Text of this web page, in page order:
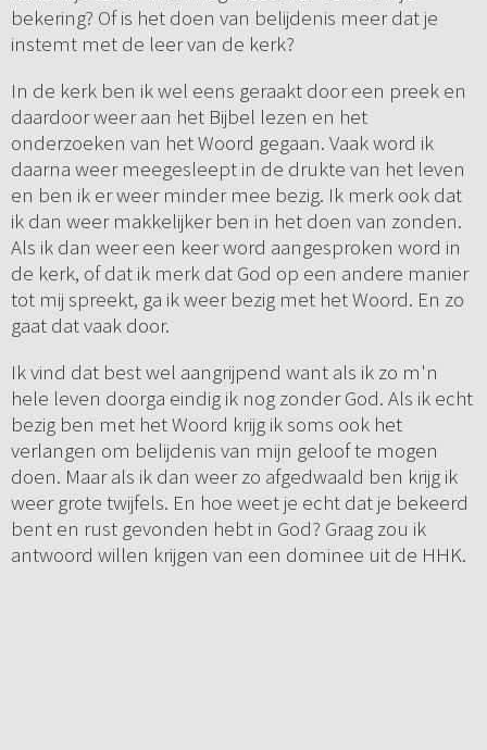
bekering? Of is het doen van belijdenis meer dat je
instemt met de leer van de kerk?
In de kerk ben ik wel eens geraakt door een preek en
daardoor weer aan het Bijbel lezen en het
onderzoeken van het Woord gegaan. Vaak word ik
daarna weer meegesleept in de drukte van het leven
en ben ik er weer minder mee bezig. Ik merk ook dat
ik dan weer makkelijker ben in het doen van zonden.
Als ik dan weer een keer word aangesproken word in
de kerk, of dat ik merk dat God op een andere manier
tot mij spreekt, ga ik weer bezig met het Woord. En zo
gaat dat vaak door.
Ik vind dat best wel aangrijpend want als ik zo m'n
hele leven doorga eindig ik nog zonder God. Als ik echt
bezig ben met het Woord krijg ik soms ook het
verlangen om belijdenis van mijn geloof te mogen
doen. Maar als ik dan weer zo afgedwaald ben krijg ik
weer grote twijfels. En hoe weet je echt dat je bekeerd
bent en rust gevonden hebt in God? Graag zou ik
antwoord willen krijgen van een dominee uit de HHK.